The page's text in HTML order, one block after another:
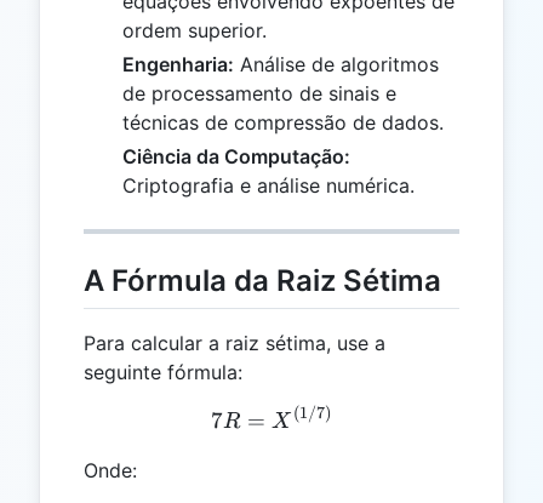
ordem superior.
Engenharia: Análise de algoritmos
de processamento de sinais e
técnicas de compressão de dados.
Ciência da Computação:
Criptografia e análise numérica.
A Fórmula da Raiz Sétima
Para calcular a raiz sétima, use a
seguinte fórmula:
7R = X^{(1/7)}
7R = X (1/7)
Onde: